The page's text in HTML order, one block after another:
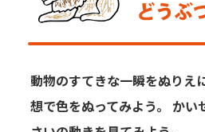
動物のすてきな一瞬をぬりえ
想で色をぬってみよう。
かい